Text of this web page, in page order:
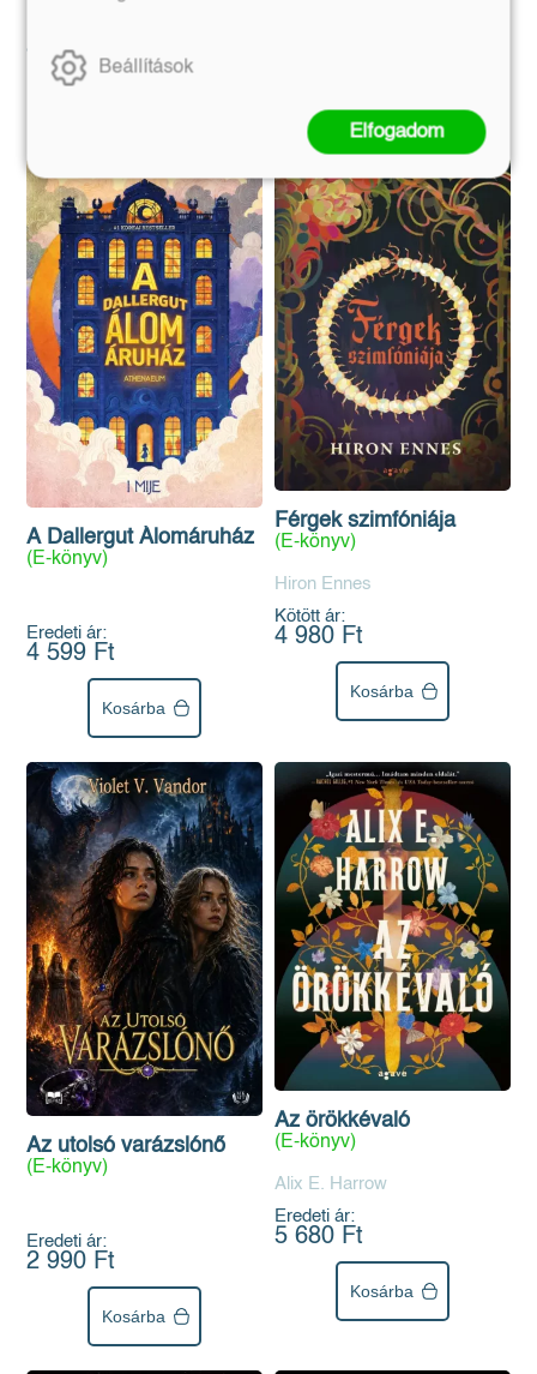
4 990 Ft
A Dallergut Álomáruház
(E-könyv)
Eredeti ár:
4 599 Ft
Kosárba
Férgek szimfóniája
(E-könyv)
Hiron Ennes
Kötött ár:
4 980 Ft
Kosárba
Az utolsó varázslónő
(E-könyv)
Eredeti ár:
2 990 Ft
Kosárba
Az örökkévaló
(E-könyv)
Alix E. Harrow
Eredeti ár:
5 680 Ft
Kosárba
Beállítások
Elfogadom